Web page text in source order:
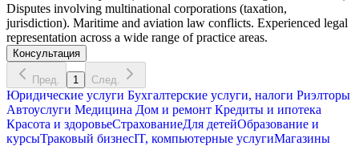
Disputes involving multinational corporations (taxation,
jurisdiction). Maritime and aviation law conflicts. Experienced legal
representation across a wide range of practice areas.
Консультация
Пред. 1 След.
Юридические услуги Бухгалтерские услуги, налоги Риэлторы
Автоуслуги Медицина Дом и ремонт Кредиты и ипотека
Красота и здоровьеСтрахованиеДля детейОбразование и
курсыТраковый бизнесIT, компьютерные услугиМагазины